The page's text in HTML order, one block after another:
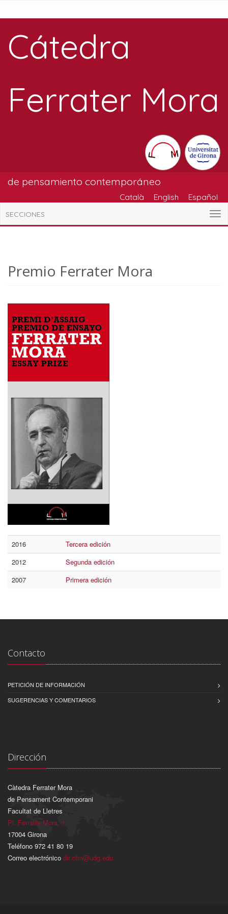
Cátedra
Ferrater Mora
de pensamiento contemporáneo
Català English Español
SECCIONES
Premio Ferrater Mora
2016
Tercera edición
2012
Segunda edición
2007
Primera edición
Contacto
PETICIÓN DE INFORMACIÓN
SUGERENCIAS Y COMENTARIOS
Dirección
Càtedra Ferrater Mora
de Pensament Contemporani
Facultat de Lletres
Pl. Ferrater Mora, 1
17004 Girona
Teléfono 972 41 80 19
Correo electrónico dir.cfm@udg.edu